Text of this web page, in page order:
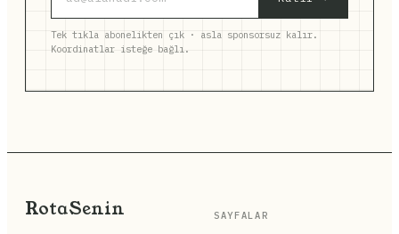
Tek tıkla abonelikten çık · asla sponsorsuz kalır.
Koordinatlar isteğe bağlı.
RotaSenin SAYFALAR